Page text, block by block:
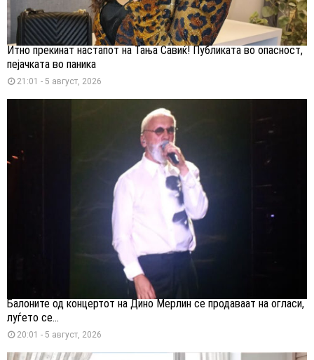
Итно прекинат настапот на Тања Савиќ! Публиката во опасност,
пејачката во паника
21:01 - 5 август, 2026
Балоните од концертот на Дино Мерлин се продаваат на огласи,
луѓето се...
20:01 - 5 август, 2026